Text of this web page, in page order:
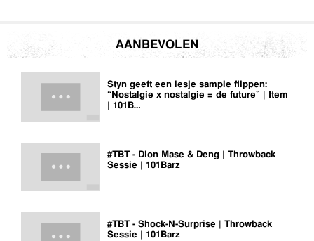
AANBEVOLEN
Styn geeft een lesje sample flippen:
“Nostalgie x nostalgie = de future” | Item
| 101B…
#TBT - Dion Mase & Deng | Throwback
Sessie | 101Barz
#TBT - Shock-N-Surprise | Throwback
Sessie | 101Barz